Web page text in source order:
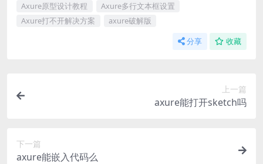
Axure原型设计教程
Axure多行文本框设置
Axure打不开解决方案
axure破解版
分享 收藏
上一篇
axure能打开sketch吗
下一篇
axure能嵌入代码么